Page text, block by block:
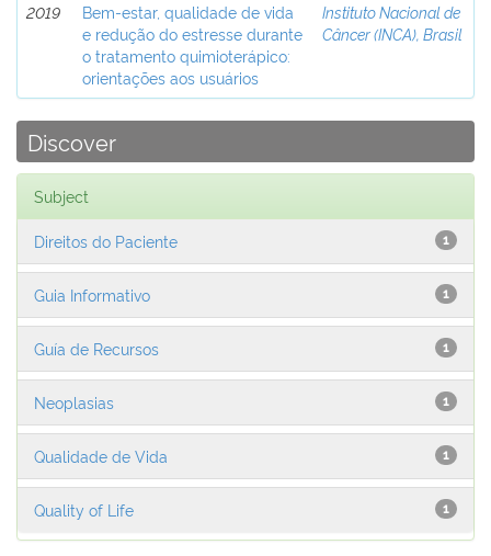
2019
Bem-estar, qualidade de vida
e redução do estresse durante
o tratamento quimioterápico:
orientações aos usuários
Instituto Nacional de
Câncer (INCA), Brasil
Discover
Subject
1
Direitos do Paciente
1
Guia Informativo
1
Guía de Recursos
1
Neoplasias
1
Qualidade de Vida
1
Quality of Life